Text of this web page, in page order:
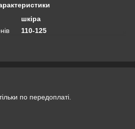
шкіра
110-125
по передоплаті.